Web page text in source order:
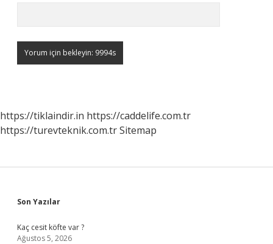
https://tiklaindir.in https://caddelife.com.tr
https://turevteknik.com.trSitemap
Sidebar
Son Yazılar
Kaç cesit köfte var ?
Ağustos 5, 2026